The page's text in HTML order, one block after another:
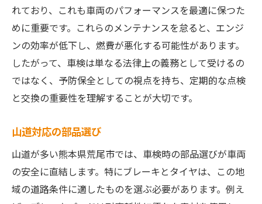
れており、これも車両のパフォーマンスを最適に保つた
めに重要です。これらのメンテナンスを怠ると、エンジ
ンの効率が低下し、燃費が悪化する可能性があります。
したがって、車検は単なる法律上の義務として受けるの
ではなく、予防保全としての視点を持ち、定期的な点検
と交換の重要性を理解することが大切です。
山道対応の部品選び
山道が多い熊本県荒尾市では、車検時の部品選びが車両
の安全に直結します。特にブレーキとタイヤは、この地
域の道路条件に適したものを選ぶ必要があります。例え